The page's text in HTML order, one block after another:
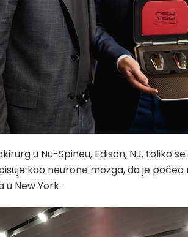
u Nu-Spineu, Edison, NJ, toliko
kao neurone mozga, da je
u New York.